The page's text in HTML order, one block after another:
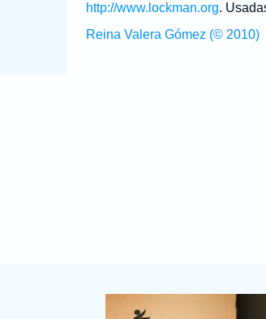
http://www.lockman.org.
Reina Valera Gómez (© 2010)